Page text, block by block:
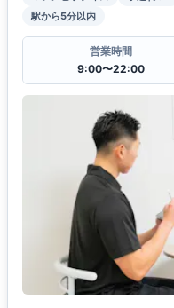
駅から5分以内
営業時間
9:00〜22:00